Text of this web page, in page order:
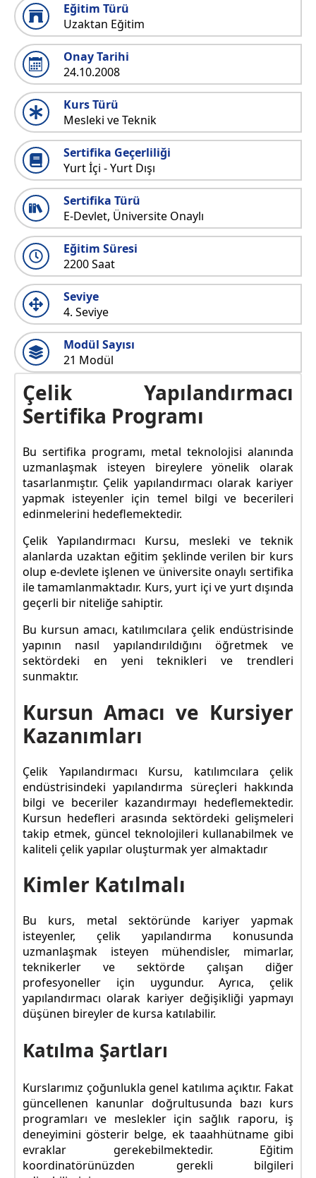
Eğitim Türü
Uzaktan Eğitim
Onay Tarihi
24.10.2008
Kurs Türü
Mesleki ve Teknik
Sertifika Geçerliliği
Yurt İçi - Yurt Dışı
Sertifika Türü
E-Devlet, Üniversite Onaylı
Eğitim Süresi
2200 Saat
Seviye
4. Seviye
Modül Sayısı
21 Modül
Çelik Yapılandırmacı
Sertifika Programı
Bu sertifika programı, metal teknolojisi alanında
uzmanlaşmak isteyen bireylere yönelik olarak
tasarlanmıştır. Çelik yapılandırmacı olarak kariyer
yapmak isteyenler için temel bilgi ve becerileri
edinmelerini hedeflemektedir.
Çelik Yapılandırmacı Kursu, mesleki ve teknik
alanlarda uzaktan eğitim şeklinde verilen bir kurs
olup e-devlete işlenen ve üniversite onaylı sertifika
ile tamamlanmaktadır. Kurs, yurt içi ve yurt dışında
geçerli bir niteliğe sahiptir.
Bu kursun amacı, katılımcılara çelik endüstrisinde
yapının nasıl yapılandırıldığını öğretmek ve
sektördeki en yeni teknikleri ve trendleri
sunmaktır.
Kursun Amacı ve Kursiyer
Kazanımları
Çelik Yapılandırmacı Kursu, katılımcılara çelik
endüstrisindeki yapılandırma süreçleri hakkında
bilgi ve beceriler kazandırmayı hedeflemektedir.
Kursun hedefleri arasında sektördeki gelişmeleri
takip etmek, güncel teknolojileri kullanabilmek ve
kaliteli çelik yapılar oluşturmak yer almaktadır
Kimler Katılmalı
Bu kurs, metal sektöründe kariyer yapmak
isteyenler, çelik yapılandırma konusunda
uzmanlaşmak isteyen mühendisler, mimarlar,
teknikerler ve sektörde çalışan diğer
profesyoneller için uygundur. Ayrıca, çelik
yapılandırmacı olarak kariyer değişikliği yapmayı
düşünen bireyler de kursa katılabilir.
Katılma Şartları
Kurslarımız çoğunlukla genel katılıma açıktır. Fakat
güncellenen kanunlar doğrultusunda bazı kurs
programları ve meslekler için sağlık raporu, iş
deneyimini gösterir belge, ek taaahhütname gibi
evraklar gerekebilmektedir. Eğitim
koordinatörünüzden gerekli bilgileri